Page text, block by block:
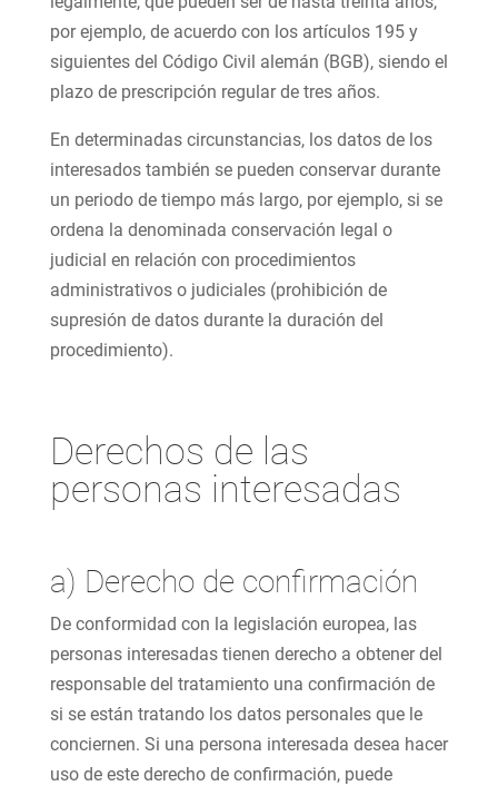
por ejemplo, de acuerdo con los artículos 195 y
siguientes del Código Civil alemán (BGB), siendo el
plazo de prescripción regular de tres años.
En determinadas circunstancias, los datos de los
interesados también se pueden conservar durante
un periodo de tiempo más largo, por ejemplo, si se
ordena la denominada conservación legal o
judicial en relación con procedimientos
administrativos o judiciales (prohibición de
supresión de datos durante la duración del
procedimiento).
Derechos de las
personas interesadas
a) Derecho de confirmación
De conformidad con la legislación europea, las
personas interesadas tienen derecho a obtener del
responsable del tratamiento una confirmación de
si se están tratando los datos personales que le
conciernen. Si una persona interesada desea hacer
uso de este derecho de confirmación, puede